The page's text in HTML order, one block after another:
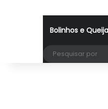
Bolinhos e